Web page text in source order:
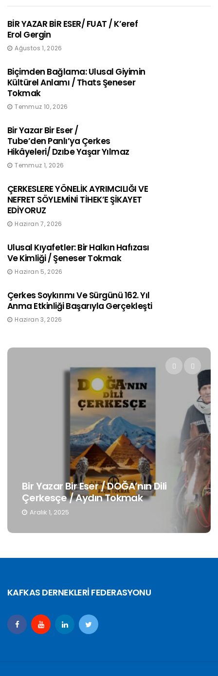
BİR YAZAR BİR ESER/ FUAT / K’eref
Erol Gergin
Ağustos 1, 2026
Biçimden Bağlama: Ulusal Giyimin
Kültürel Anlamı / Thats Şeneser
Tokmak
Temmuz 10, 2026
Bir Yazar Bir Eser /
Tube’den Panlı’ya Çerkes
Hikâyeleri/ Dzıbe Yaşar Yılmaz
Temmuz 1, 2026
ÇERKESLERE YÖNELİK AYRIMCILIĞI VE
NEFRET SÖYLEMİNİ TİHEK’E ŞİKAYET
EDİYORUZ
Haziran 7, 2026
Ulusal Kıyafetler: Bir Halkın Hafızası
Ve Kimliği / Şeneser Tokmak
Haziran 5, 2026
Çerkes Soykırımı Ve Sürgünü 162. Yıl
Anma Etkinliği Başarıyla Gerçekleşti
Haziran 3, 2026
Bir Yazar Bir Eser / DOĞA’nın Dili
Çerkesçe / Aydın Tokmak
Aralık 1, 2025
KAFKAS DERNEKLERİ FEDERASYONU